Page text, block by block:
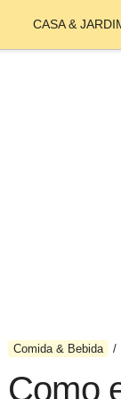
CASA &
Comida & Bebida
Como